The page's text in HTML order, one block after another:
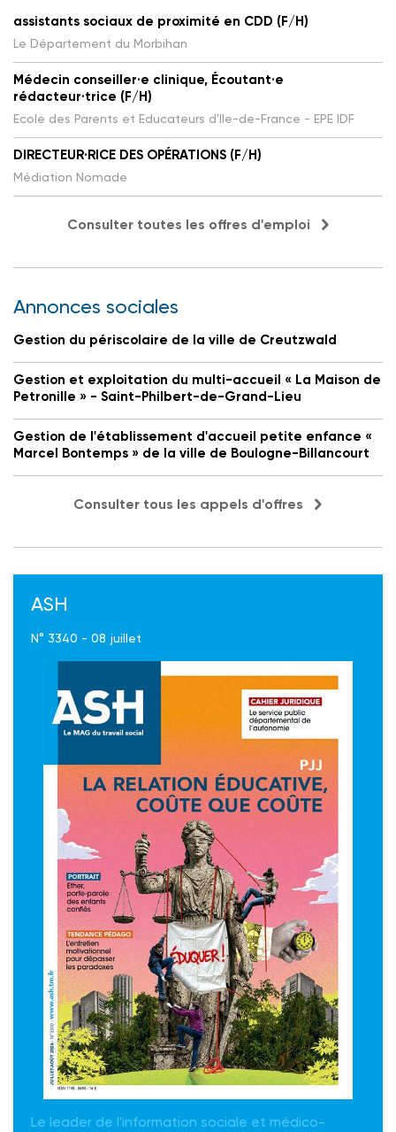
assistants sociaux de proximité en CDD (F/H)
Le Département du Morbihan
Médecin conseiller·e clinique, Écoutant·e
rédacteur·trice (F/H)
Ecole des Parents et Educateurs d'Ile-de-France - EPE IDF
DIRECTEUR·RICE DES OPÉRATIONS (F/H)
Médiation Nomade
Consulter toutes les offres d'emploi
Annonces sociales
Gestion du périscolaire de la ville de Creutzwald
Gestion et exploitation du multi-accueil « La Maison de
Petronille » - Saint-Philbert-de-Grand-Lieu
Gestion de l'établissement d'accueil petite enfance «
Marcel Bontemps » de la ville de Boulogne-Billancourt
Consulter tous les appels d'offres
ASH
N° 3340 - 08 juillet
Le leader de l'information sociale et médico-